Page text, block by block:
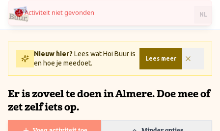
Ga naar inhoud / Skip to content
NL
Nieuw hier? Lees wat Hoi Buur is
en hoe je meedoet.
Lees meer
Er is zoveel te doen in Almere. Doe mee of
zet zelf iets op.